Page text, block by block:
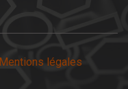
Mentions légales